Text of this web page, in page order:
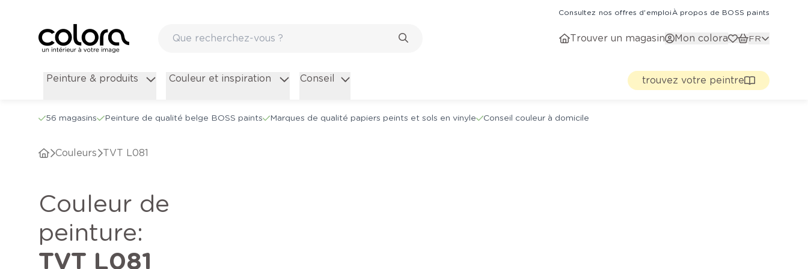
Consultez nos offres d'emploiÀ propos de BOSS paints
Trouver un magasin Mon colora FR
Peinture & produits Couleur et inspiration Conseil trouvez votre peintre
56 magasins Peinture de qualité belge BOSS paints Marques de qualité papiers peints et sols en vinyle Conseil couleur à domicile
Couleurs TVT L081
Couleur de
peinture:
TVT L081